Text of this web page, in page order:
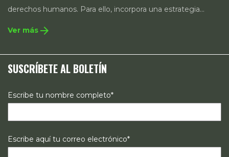
derechos humanos. Para ello, incorpora una estrategia
integral que contempla la incidencia en legislación y
estrategias de comunicación e investigación sobre el
estado de los derechos reproductivos en México.
Ver más arrow_forward
SUSCRÍBETE AL BOLETÍN
Escribe tu nombre completo*
Escribe aquí tu correo electrónico*